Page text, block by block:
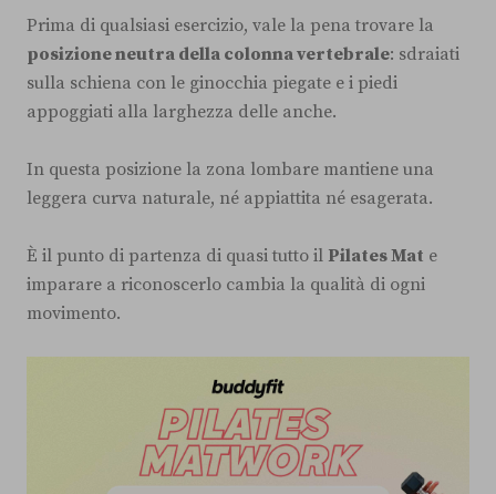
Prima di qualsiasi esercizio, vale la pena trovare la
posizione neutra della colonna vertebrale: sdraiati
sulla schiena con le ginocchia piegate e i piedi
appoggiati alla larghezza delle anche.
In questa posizione la zona lombare mantiene una
leggera curva naturale, né appiattita né esagerata.
È il punto di partenza di quasi tutto il Pilates Mat e
imparare a riconoscerlo cambia la qualità di ogni
movimento.